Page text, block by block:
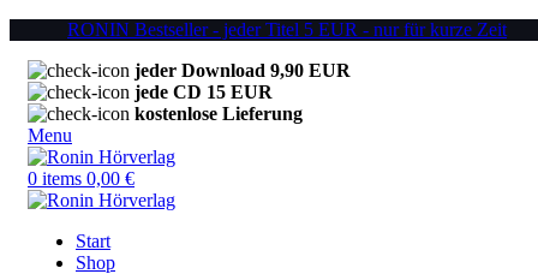
RONIN Bestseller - jeder Titel 5 EUR - nur für kurze Zeit
jeder Download 9,90 EUR
jede CD 15 EUR
kostenlose Lieferung
Menu
0 items 0,00 €
Start
Shop